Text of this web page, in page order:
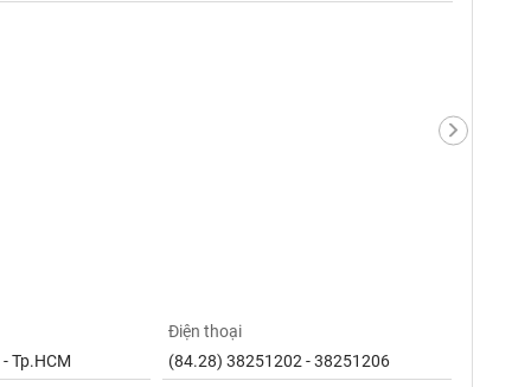
Tp.HCM
Điện thoại
(84.28) 38251202 - 38251206